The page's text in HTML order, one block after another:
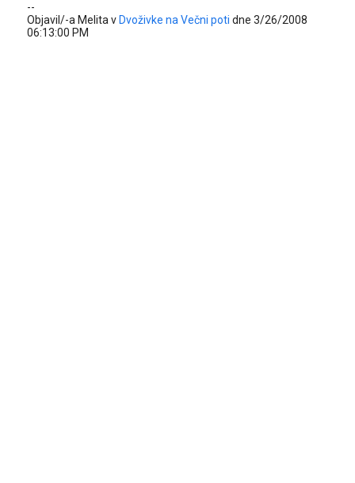
--
Objavil/-a Melita v Dvoživke na Večni poti dne 3/26/2008
06:13:00 PM